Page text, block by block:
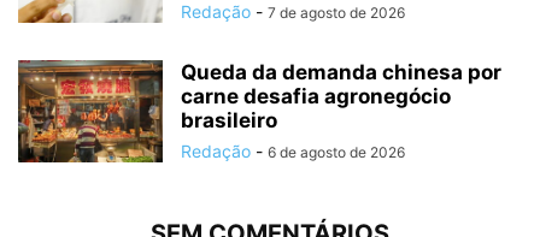
Redação - 7 de agosto de 2026
Queda da demanda chinesa por
carne desafia agronegócio
brasileiro
Redação - 6 de agosto de 2026